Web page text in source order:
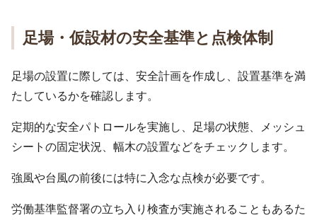
足場・仮設材の安全基準と点検体制
足場の設置に際しては、安全計画を作成し、設置基準を満
たしているかを確認します。
定期的な安全パトロールを実施し、足場の状態、メッシュ
シートの固定状況、幅木の設置などをチェックします。
強風や台風の前後には特に入念な点検が必要です。
労働基準監督署の立ち入り検査が実施されることもあるた